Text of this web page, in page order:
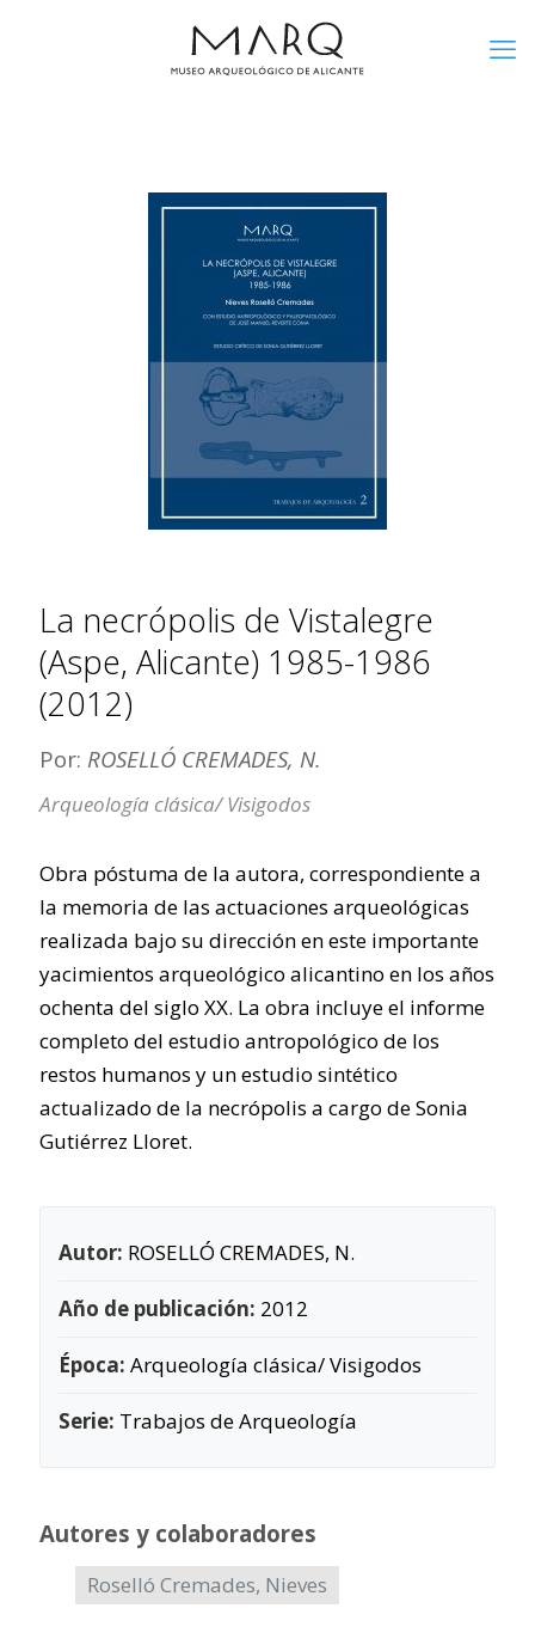
La necrópolis de Vistalegre
(Aspe, Alicante) 1985-1986
(2012)
Por: ROSELLÓ CREMADES, N.
Arqueología clásica/ Visigodos
Obra póstuma de la autora, correspondiente a
la memoria de las actuaciones arqueológicas
realizada bajo su dirección en este importante
yacimientos arqueológico alicantino en los años
ochenta del siglo XX. La obra incluye el informe
completo del estudio antropológico de los
restos humanos y un estudio sintético
actualizado de la necrópolis a cargo de Sonia
Gutiérrez Lloret.
Autor: ROSELLÓ CREMADES, N.
Año de publicación: 2012
Época: Arqueología clásica/ Visigodos
Serie: Trabajos de Arqueología
Autores y colaboradores
Roselló Cremades, Nieves